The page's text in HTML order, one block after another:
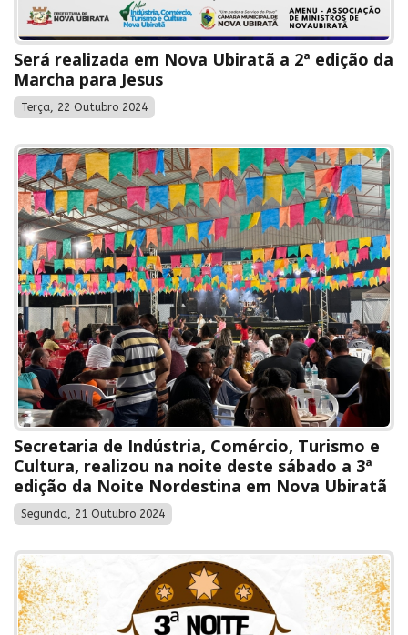
Será realizada em Nova Ubiratã a 2ª edição da
Marcha para Jesus
Terça, 22 Outubro 2024
Secretaria de Indústria, Comércio, Turismo e
Cultura, realizou na noite deste sábado a 3ª
edição da Noite Nordestina em Nova Ubiratã
Segunda, 21 Outubro 2024